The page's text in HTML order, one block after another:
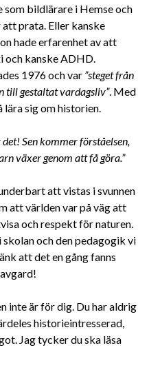
bildlärare i Hemse och
prata. Eller kanske
hade erfarenhet av att
och kanske ADHD.
1976 och var ”steget från
till gestaltat vardagsliv”. Med
sig om historien.
det! Sen kommer förståelsen,
växer genom att få göra.”
att vistas i svunnen
att världen var på väg att
och respekt för naturen.
och den pedagogik vi
att det en gång fanns
inte är för dig. Du har aldrig
historieintresserad,
Jag tycker du ska läsa